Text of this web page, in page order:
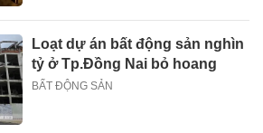
Loạt dự án bất động sản nghìn
tỷ ở Tp.Đồng Nai bỏ hoang
BẤT ĐỘNG SẢN